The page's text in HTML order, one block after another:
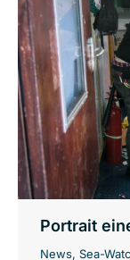
Portrait
News, Sea-